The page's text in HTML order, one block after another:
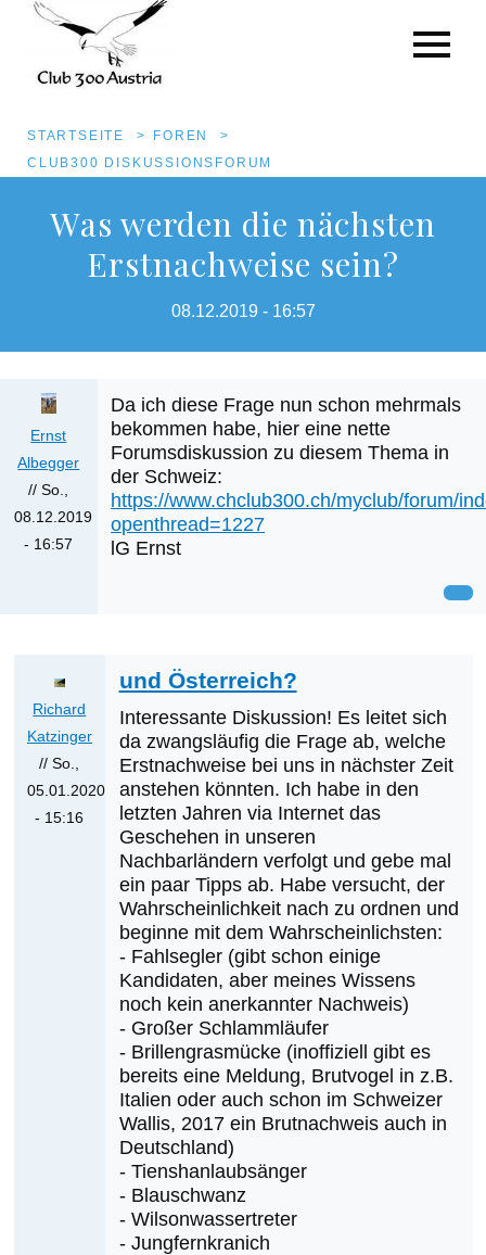
Direkt
zum
Pfadnavigation
STARTSEITE
FOREN
CLUB300 DISKUSSIONSFORUM
Was werden die nächsten
Erstnachweise sein?
08.12.2019 - 16:57
Ernst
Albegger
//So.,
08.12.2019
- 16:57
Da ich diese Frage nun schon mehrmals
bekommen habe, hier eine nette
Forumsdiskussion zu diesem Thema in
der Schweiz:
https://www.chclub300.ch/myclub/forum/
openthread=1227
lG Ernst
Richard
Katzinger
// So.,
05.01.2020
- 15:16
Erstnachweise
und Österreich?
Interessante Diskussion! Es leitet sich
da zwangsläufig die Frage ab, welche
Erstnachweise bei uns in nächster Zeit
anstehen könnten. Ich habe in den
letzten Jahren via Internet das
Geschehen in unseren
Nachbarländern verfolgt und gebe mal
ein paar Tipps ab. Habe versucht, der
Wahrscheinlichkeit nach zu ordnen und
beginne mit dem Wahrscheinlichsten:
- Fahlsegler (gibt schon einige
Kandidaten, aber meines Wissens
noch kein anerkannter Nachweis)
- Großer Schlammläufer
- Brillengrasmücke (inoffiziell gibt es
bereits eine Meldung, Brutvogel in z.B.
Italien oder auch schon im Schweizer
Wallis, 2017 ein Brutnachweis auch in
Deutschland)
- Tienshanlaubsänger
- Blauschwanz
- Wilsonwassertreter
- Jungfernkranich